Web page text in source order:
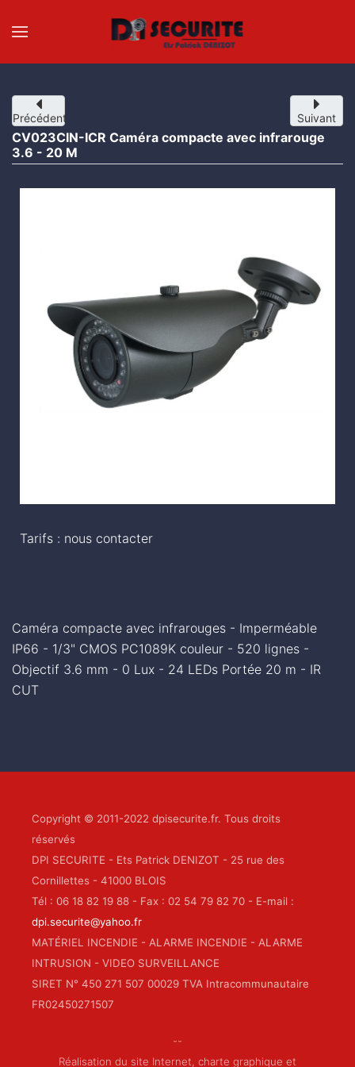
Accéder au contenu principal
Précédent Suivant
CV023CIN-ICR Caméra compacte avec infrarouge
3.6 - 20 M
Tarifs : nous contacter
Caméra compacte avec infrarouges - Imperméable
IP66 - 1/3" CMOS PC1089K couleur - 520 lignes -
Objectif 3.6 mm - 0 Lux - 24 LEDs Portée 20 m - IR
CUT
Copyright © 2011-2022 dpisecurite.fr. Tous droits
réservés
DPI SECURITE - Ets Patrick DENIZOT - 25 rue des
Cornillettes - 41000 BLOIS
Tél : 06 18 82 19 88 - Fax : 02 54 79 82 70 - E-mail :
dpi.securite@yahoo.fr
MATÉRIEL INCENDIE - ALARME INCENDIE - ALARME
INTRUSION - VIDEO SURVEILLANCE
SIRET N° 450 271 507 00029 TVA Intracommunautaire
FR02450271507
--
Réalisation du site Internet, charte graphique et